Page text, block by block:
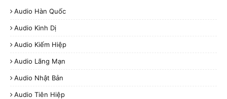
Audio Hàn Quốc
Audio Kinh Dị
Audio Kiếm Hiệp
Audio Lãng Mạn
Audio Nhật Bản
Audio Tiên Hiệp